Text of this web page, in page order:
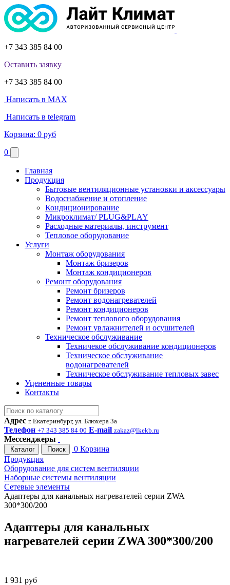
+7 343 385 84 00
Оставить заявку
+7 343 385 84 00
Написать в MAX
Написать в telegram
Корзина: 0 руб
0
Главная
Продукция
Бытовые вентиляционные установки и аксессуары
Водоснабжение и отопление
Кондиционирование
Микроклимат/ PLUG&PLAY
Расходные материалы, инструмент
Тепловое оборудование
Услуги
Монтаж оборудования
Монтаж бризеров
Монтаж кондиционеров
Ремонт оборудования
Ремонт бризеров
Ремонт водонагревателей
Ремонт кондиционеров
Ремонт теплового оборудования
Ремонт увлажнителей и осушителей
Техническое обслуживание
Техничекое обслуживание кондиционеров
Техническое обслуживание
водонагревателей
Техническое обслуживание тепловых завес
Уцененные товары
Контакты
Адрес г. Екатеринбург, ул. Блюхера 3а
Телефон +7 343 385 84 00 E-mail zakaz@lkekb.ru
Мессенджеры
Каталог Поиск 0 Корзина
Продукция
Оборудование для систем вентиляции
Наборные системы вентиляции
Сетевые элементы
Адаптеры для канальных нагревателей серии ZWA
300*300/200
Адаптеры для канальных
нагревателей серии ZWA 300*300/200
1 931 руб